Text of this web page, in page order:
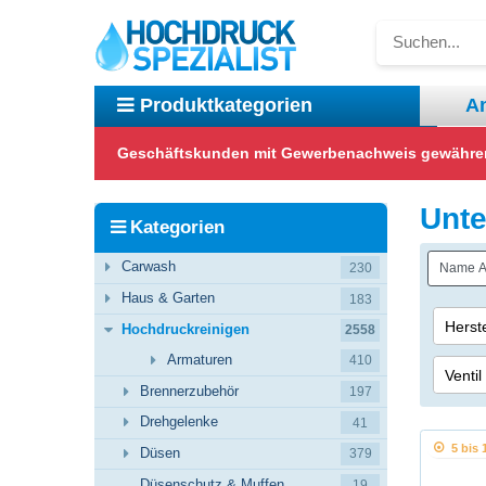
Produktkategorien
Carwash
Haus & Garten
Hochdruckreinigen
Reinigungstechnik
Geschäftskunden mit Gewerbenachweis
Kategorien
Carwash 230
Haus & Garten 183
Hochdruckreinigen 2558
Armaturen 410
Brennerzubehör 197
Drehgelenke 41
Düsen 379
R+M
Ventil
ohne
5 bis